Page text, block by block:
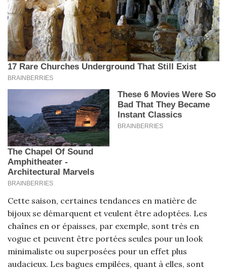
Cette saison, certaines tendances en matière de
bijoux se démarquent et veulent être adoptées. Les
chaînes en or épaisses, par exemple, sont très en
vogue et peuvent être portées seules pour un look
minimaliste ou superposées pour un effet plus
audacieux. Les bagues empilées, quant à elles, sont